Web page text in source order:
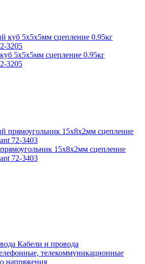
5х5х5мм сцепление 0.95кг
3205
15х8х2мм сцепление
72-3403
Кабели и провода
телекоммуникационные
напряжения